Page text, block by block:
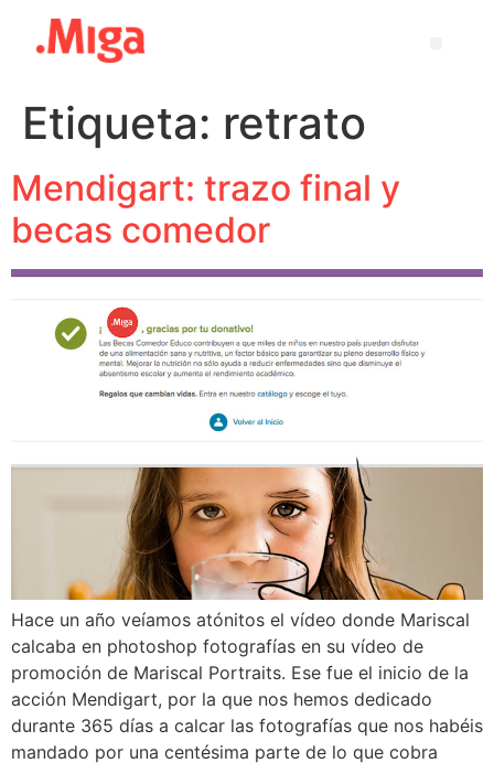
Etiqueta: retrato
Mendigart: trazo final y
becas comedor
Hace un año veíamos atónitos el vídeo donde Mariscal
calcaba en photoshop fotografías en su vídeo de
promoción de Mariscal Portraits. Ese fue el inicio de la
acción Mendigart, por la que nos hemos dedicado
durante 365 días a calcar las fotografías que nos habéis
mandado por una centésima parte de lo que cobra